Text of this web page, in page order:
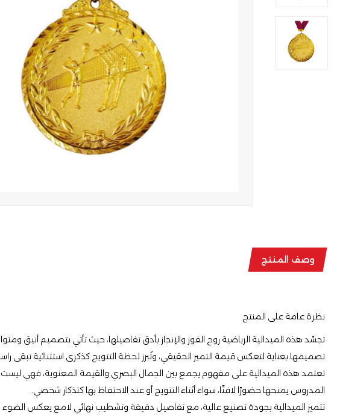
وصف المنتج
نظرة عامة على المنتج
تجسّد هذه الميدالية الرياضية روح الفوز والإنجاز بأدق تفاصيلها، حيث تأتي بتصميم أنيق
تصميمها بعناية لتعكس قيمة التميز الحقيقي، وتُبرز لحظة التتويج كذكرى استثنائية تبقى
تعتمد هذه الميدالية على مفهوم يجمع بين الجمال البصري والقيمة المعنوية، فهي
المدروس يمنحها حضورًا لافتًا، سواء أثناء التتويج أو عند الاحتفاظ بها كتذكار شخصي.
تتميز الميدالية بجودة تصنيع عالية، مع تفاصيل دقيقة وتشطيب نهائي لامع يعكس الضوء